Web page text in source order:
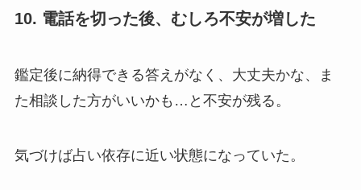
10. 電話を切った後、むしろ不安が増した
鑑定後に納得できる答えがなく、大丈夫かな、ま
た相談した方がいいかも…と不安が残る。
気づけば占い依存に近い状態になっていた。